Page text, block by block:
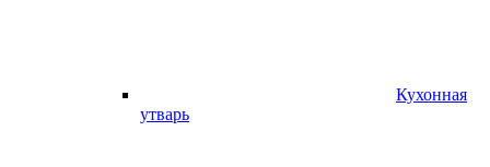
Кухонная
утварь